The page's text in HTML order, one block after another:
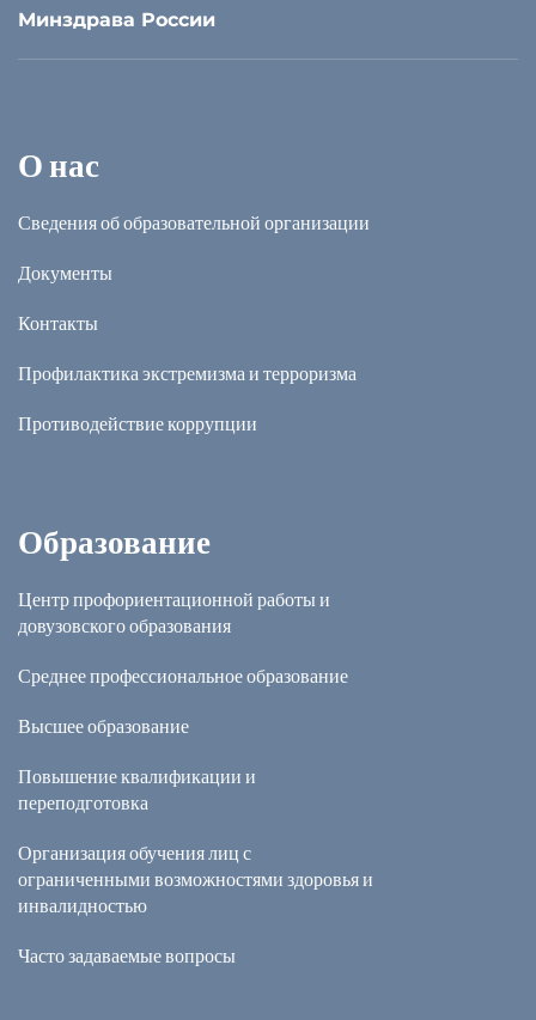
Минздрава России
О нас
Сведения об образовательной организации
Документы
Контакты
Профилактика экстремизма и терроризма
Противодействие коррупции
Образование
Центр профориентационной работы и
довузовского образования
Среднее профессиональное образование
Высшее образование
Повышение квалификации и
переподготовка
Организация обучения лиц с
ограниченными возможностями здоровья и
инвалидностью
Часто задаваемые вопросы